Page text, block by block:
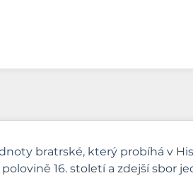
bratrské, který probíhá v
16. století a zdejší sbor